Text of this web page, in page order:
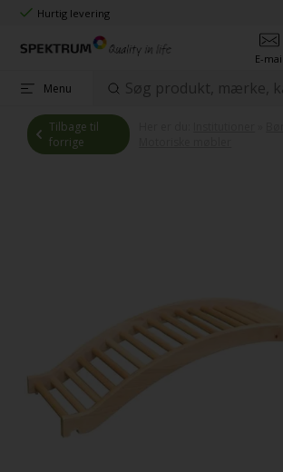
Hurtig levering
E-mail
Menu
Tilbage til
forrige